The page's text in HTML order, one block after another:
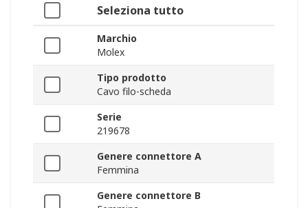
Seleziona tutto
Marchio
Molex
Tipo prodotto
Cavo filo-scheda
Serie
219678
Genere connettore A
Femmina
Genere connettore B